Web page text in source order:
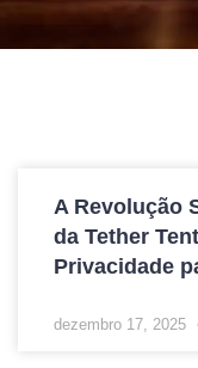
A Revolução
da Tether
Privacidade
dezembro 17, 2025